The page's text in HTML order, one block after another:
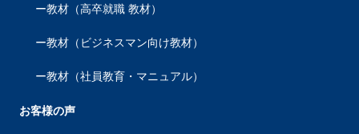
教材（高卒就職 教材）
教材（ビジネスマン向け教材）
教材（社員教育・マニュアル）
お客様の声